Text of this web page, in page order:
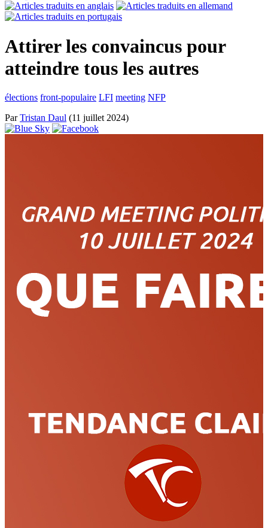
Attirer les convaincus pour
atteindre tous les autres
élections front-populaire LFI meeting NFP
ParTristan Daul (11 juillet 2024)